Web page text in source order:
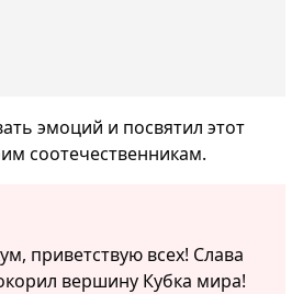
эмоций и посвятил этот
соотечественникам.
приветствую всех! Слава
вершину Кубка мира!